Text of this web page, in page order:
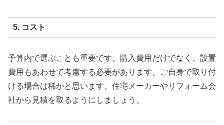
5. コスト
予算内で選ぶことも重要です。購入費用だけでなく、設置
費用もあわせて考慮する必要があります。ご自身で取り付
ける場合は稀かと思います。住宅メーカーやリフォーム会
社から見積を取るようにしましょう。